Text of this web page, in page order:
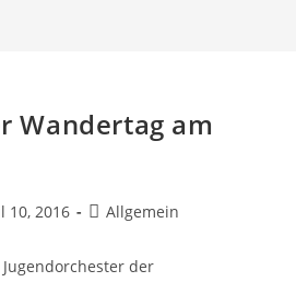
Wandertag am
10, 2016 Allgemein
Jugendorchester der